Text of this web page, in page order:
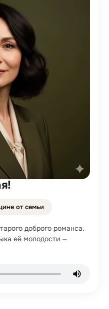
от семьи
доброго романса.
её молодости —